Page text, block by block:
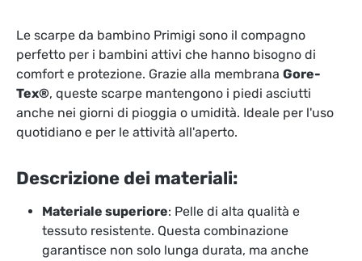
Le scarpe da bambino Primigi sono il compagno
perfetto per i bambini attivi che hanno bisogno di
comfort e protezione. Grazie alla membrana Gore-
Tex®, queste scarpe mantengono i piedi asciutti
anche nei giorni di pioggia o umidità. Ideale per l'uso
quotidiano e per le attività all'aperto.
Descrizione dei materiali:
Materiale superiore: Pelle di alta qualità e
tessuto resistente. Questa combinazione
garantisce non solo lunga durata, ma anche